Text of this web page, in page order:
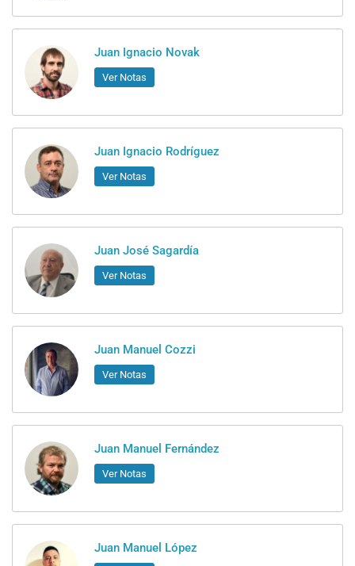
Juan Ignacio Novak
Ver Notas
Juan Ignacio Rodríguez
Ver Notas
Juan José Sagardía
Ver Notas
Juan Manuel Cozzi
Ver Notas
Juan Manuel Fernández
Ver Notas
Juan Manuel López